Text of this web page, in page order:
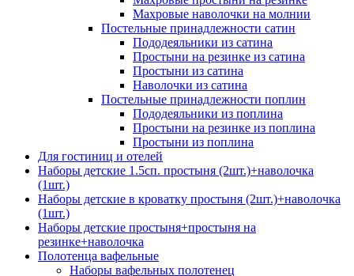
Махровые наволочки на молнии
Постельные принадлежности сатин
Пододеяльники из сатина
Простыни на резинке из сатина
Простыни из сатина
Наволочки из сатина
Постельные принадлежности поплин
Пододеяльники из поплина
Простыни на резинке из поплина
Простыни из поплина
Для гостиниц и отелей
Наборы детские 1.5сп. простыня (2шт.)+наволочка
(1шт.)
Наборы детские в кроватку простыня (2шт.)+наволочка
(1шт.)
Наборы детские простыня+простыня на
резинке+наволочка
Полотенца вафельные
Наборы вафельных полотенец